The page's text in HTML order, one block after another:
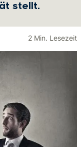
stellt.
2 Min. Lesezeit